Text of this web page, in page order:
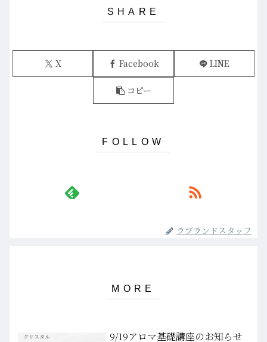
X Facebook LINE
コピー
ラブランドスタッフ
クリスタル
9/19アロマ基礎講座のお知らせ